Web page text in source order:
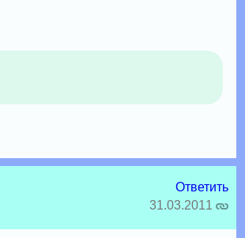
Ответить
31.03.2011